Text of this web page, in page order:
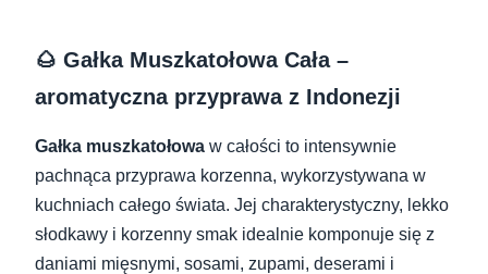
🌰 Gałka Muszkatołowa Cała –
aromatyczna przyprawa z Indonezji
Gałka muszkatołowa w całości to intensywnie
pachnąca przyprawa korzenna, wykorzystywana w
kuchniach całego świata. Jej charakterystyczny, lekko
słodkawy i korzenny smak idealnie komponuje się z
daniami mięsnymi, sosami, zupami, deserami i